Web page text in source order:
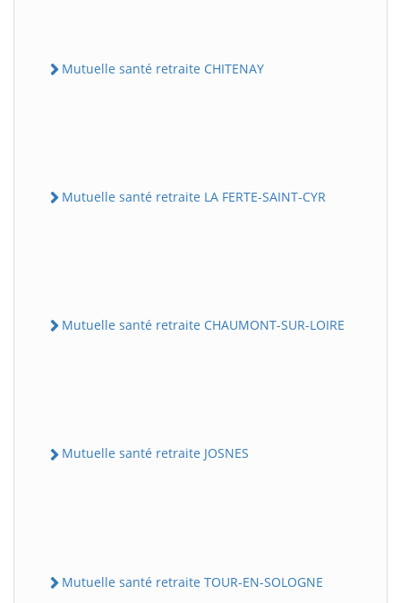
Mutuelle santé retraite CHITENAY
Mutuelle santé retraite LA FERTE-SAINT-CYR
Mutuelle santé retraite CHAUMONT-SUR-LOIRE
Mutuelle santé retraite JOSNES
Mutuelle santé retraite TOUR-EN-SOLOGNE